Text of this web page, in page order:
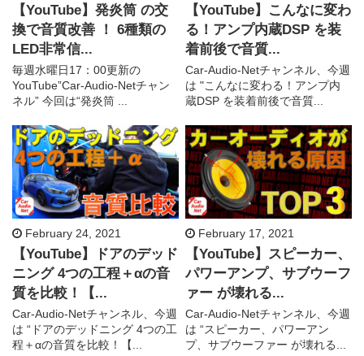
【YouTube】発炎筒 の交
換で音質改善 ！ 6種類の
LED非常信...
毎週水曜日17：00更新の
YouTube”Car-Audio-Netチャン
ネル” 今回は“発炎筒 ...
【YouTube】こんなに変わ
る！アンプ内蔵DSP を装
着前後で音質...
Car-Audio-Netチャンネル、今週
は "こんなに変わる！アンプ内
蔵DSP を装着前後で音質...
February 24, 2021
【YouTube】ドアのデッド
ニング 4つの工程＋αの音
質を比較！【...
Car-Audio-Netチャンネル、今週
は “ドアのデッドニング 4つの工
程＋αの音質を比較！【...
February 17, 2021
【YouTube】スピーカー、
パワーアンプ、サブウーフ
ァー が壊れる...
Car-Audio-Netチャンネル、今週
は “スピーカー、パワーアン
プ、サブウーファー が壊れる...